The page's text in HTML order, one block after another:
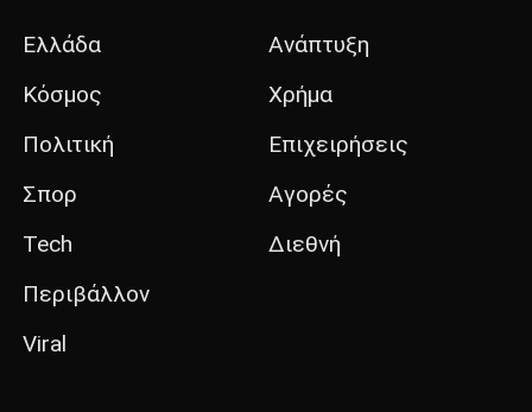
Ελλάδα
Κόσμος
Πολιτική
Σπορ
Tech
Περιβάλλον
Viral
Ανάπτυξη
Χρήμα
Επιχειρήσεις
Αγορές
Διεθνή